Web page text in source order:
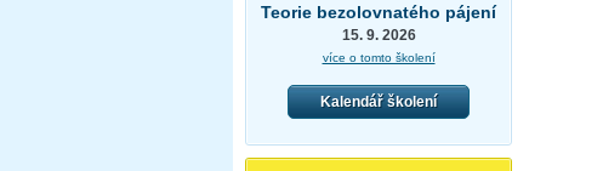
Teorie bezolovnatého pájení
15. 9. 2026
více o tomto školení
Kalendář školení